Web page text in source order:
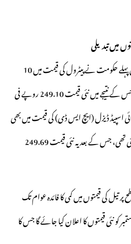
میں تبدیلی
یہ بات قابل ذکر ہے کہ 15 دن پہلے حکومت نے پیٹرول کی قیمت میں 10
روپے فی لیٹر کی کٹوتی کی تھی، جس کے نتیجے میں نئی قیمت 249.10 روپے فی
اسپیڈ ڈیزل (ایچ ایس ڈی) کی قیمت میں بھی
13.6 روپے فی لیٹر کی کمی کی گئی تھی، جس کے بعد یہ نئی قیمت 249.69
کی قیمتوں میں کمی کا فائدہ عوام تک
کا عزم ہے، اور 30 ستمبر کو نئی قیمتوں کا اعلان کیا جائے گا جس کا